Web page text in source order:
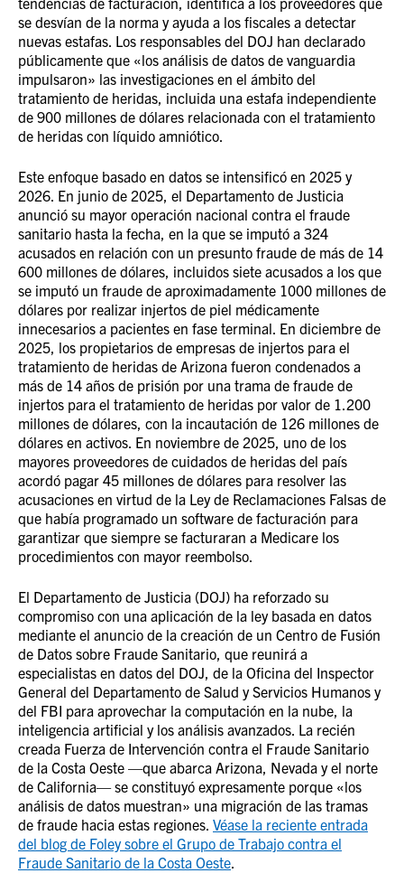
se desvían de la norma y ayuda a los fiscales a detectar
nuevas estafas. Los responsables del DOJ han declarado
públicamente que «los análisis de datos de vanguardia
impulsaron» las investigaciones en el ámbito del
tratamiento de heridas, incluida una estafa independiente
de 900 millones de dólares relacionada con el tratamiento
de heridas con líquido amniótico.
Este enfoque basado en datos se intensificó en 2025 y
2026. En junio de 2025, el Departamento de Justicia
anunció su mayor operación nacional contra el fraude
sanitario hasta la fecha, en la que se imputó a 324
acusados en relación con un presunto fraude de más de 14
600 millones de dólares, incluidos siete acusados a los que
se imputó un fraude de aproximadamente 1000 millones de
dólares por realizar injertos de piel médicamente
innecesarios a pacientes en fase terminal. En diciembre de
2025, los propietarios de empresas de injertos para el
tratamiento de heridas de Arizona fueron condenados a
más de 14 años de prisión por una trama de fraude de
injertos para el tratamiento de heridas por valor de 1.200
millones de dólares, con la incautación de 126 millones de
dólares en activos. En noviembre de 2025, uno de los
mayores proveedores de cuidados de heridas del país
acordó pagar 45 millones de dólares para resolver las
acusaciones en virtud de la Ley de Reclamaciones Falsas de
que había programado un software de facturación para
garantizar que siempre se facturaran a Medicare los
procedimientos con mayor reembolso.
El Departamento de Justicia (DOJ) ha reforzado su
compromiso con una aplicación de la ley basada en datos
mediante el anuncio de la creación de un Centro de Fusión
de Datos sobre Fraude Sanitario, que reunirá a
especialistas en datos del DOJ, de la Oficina del Inspector
General del Departamento de Salud y Servicios Humanos y
del FBI para aprovechar la computación en la nube, la
inteligencia artificial y los análisis avanzados. La recién
creada Fuerza de Intervención contra el Fraude Sanitario
de la Costa Oeste —que abarca Arizona, Nevada y el norte
de California— se constituyó expresamente porque «los
análisis de datos muestran» una migración de las tramas
de fraude hacia estas regiones. Véase la reciente entrada
del blog de Foley sobre el Grupo de Trabajo contra el
Fraude Sanitario de la Costa Oeste.